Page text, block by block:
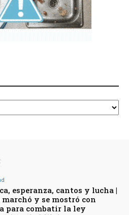
esperanza, cantos y lucha |
marchó y se mostró con
para combatir la ley